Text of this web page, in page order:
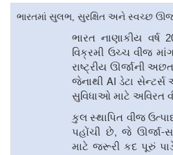
ભારતમાં સુલભ સુરક્ષિત અને સ્વચ્છ
ભારત નાણાકીય વર્ષ
વિક્રમી ઉચ્ચ વીજ
રાષ્ટ્રીય ઊર્જાની
જેનાથી AI ડેટા
સુવિધાઓ માટે અવિરત
કુલ સ્થાપિત વીજ
પહોંચી છે,જે ઊર્જા-
માટે જરૂરી કદ પૂરું